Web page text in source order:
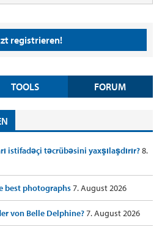
registrieren!
TOOLS FORUM
istifadəçi təcrübəsini yaxşılaşdırır?8.
best photographs7. August 2026
von Belle Delphine?7. August 2026